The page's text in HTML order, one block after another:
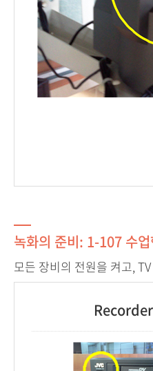
녹화의 준비: 1-107 수
모든 장비의 전원을 켜고,
Recorder